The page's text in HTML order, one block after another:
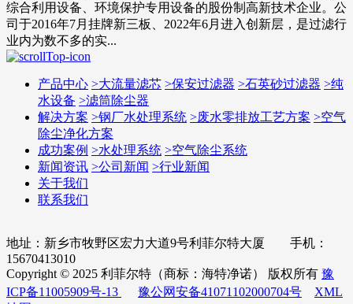
综合利用设备、环境保护专用设备的股份制高新技术企业。公
司于2016年7月挂牌新三板、2022年6月进入创新层，是过滤行
业内为数不多的实...
产品中心 >大流量滤芯 >保安过滤器 >石英砂过滤器 >纯
水设备 >滤筒除尘器
解决方案 >钢厂水处理系统 >废水零排放工艺方案 >空气
除尘净化方案
成功案例 >水处理系统 >空气除尘系统
新闻资讯 >公司新闻 >行业新闻
关于我们
联系我们
地址：新乡市牧野区宏力大道9号利菲尔特大厦 手机：
15670413010
Copyright © 2025 利菲尔特（商标：海特净诺） 版权所有 豫
ICP备11005909号-13
豫公网安备41071102000704号
XML